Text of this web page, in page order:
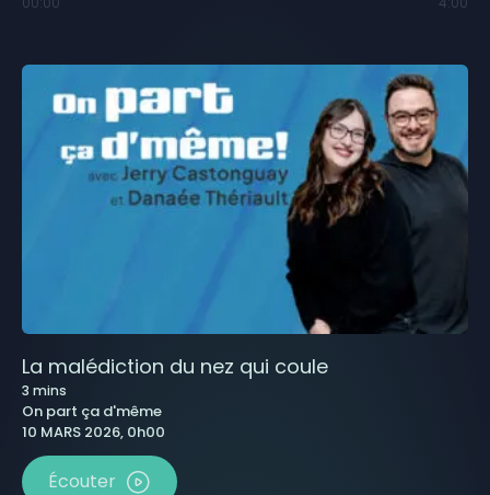
La malédiction du nez qui coule
3 mins
On part ça d'même
10 MARS 2026, 0h00
Écouter